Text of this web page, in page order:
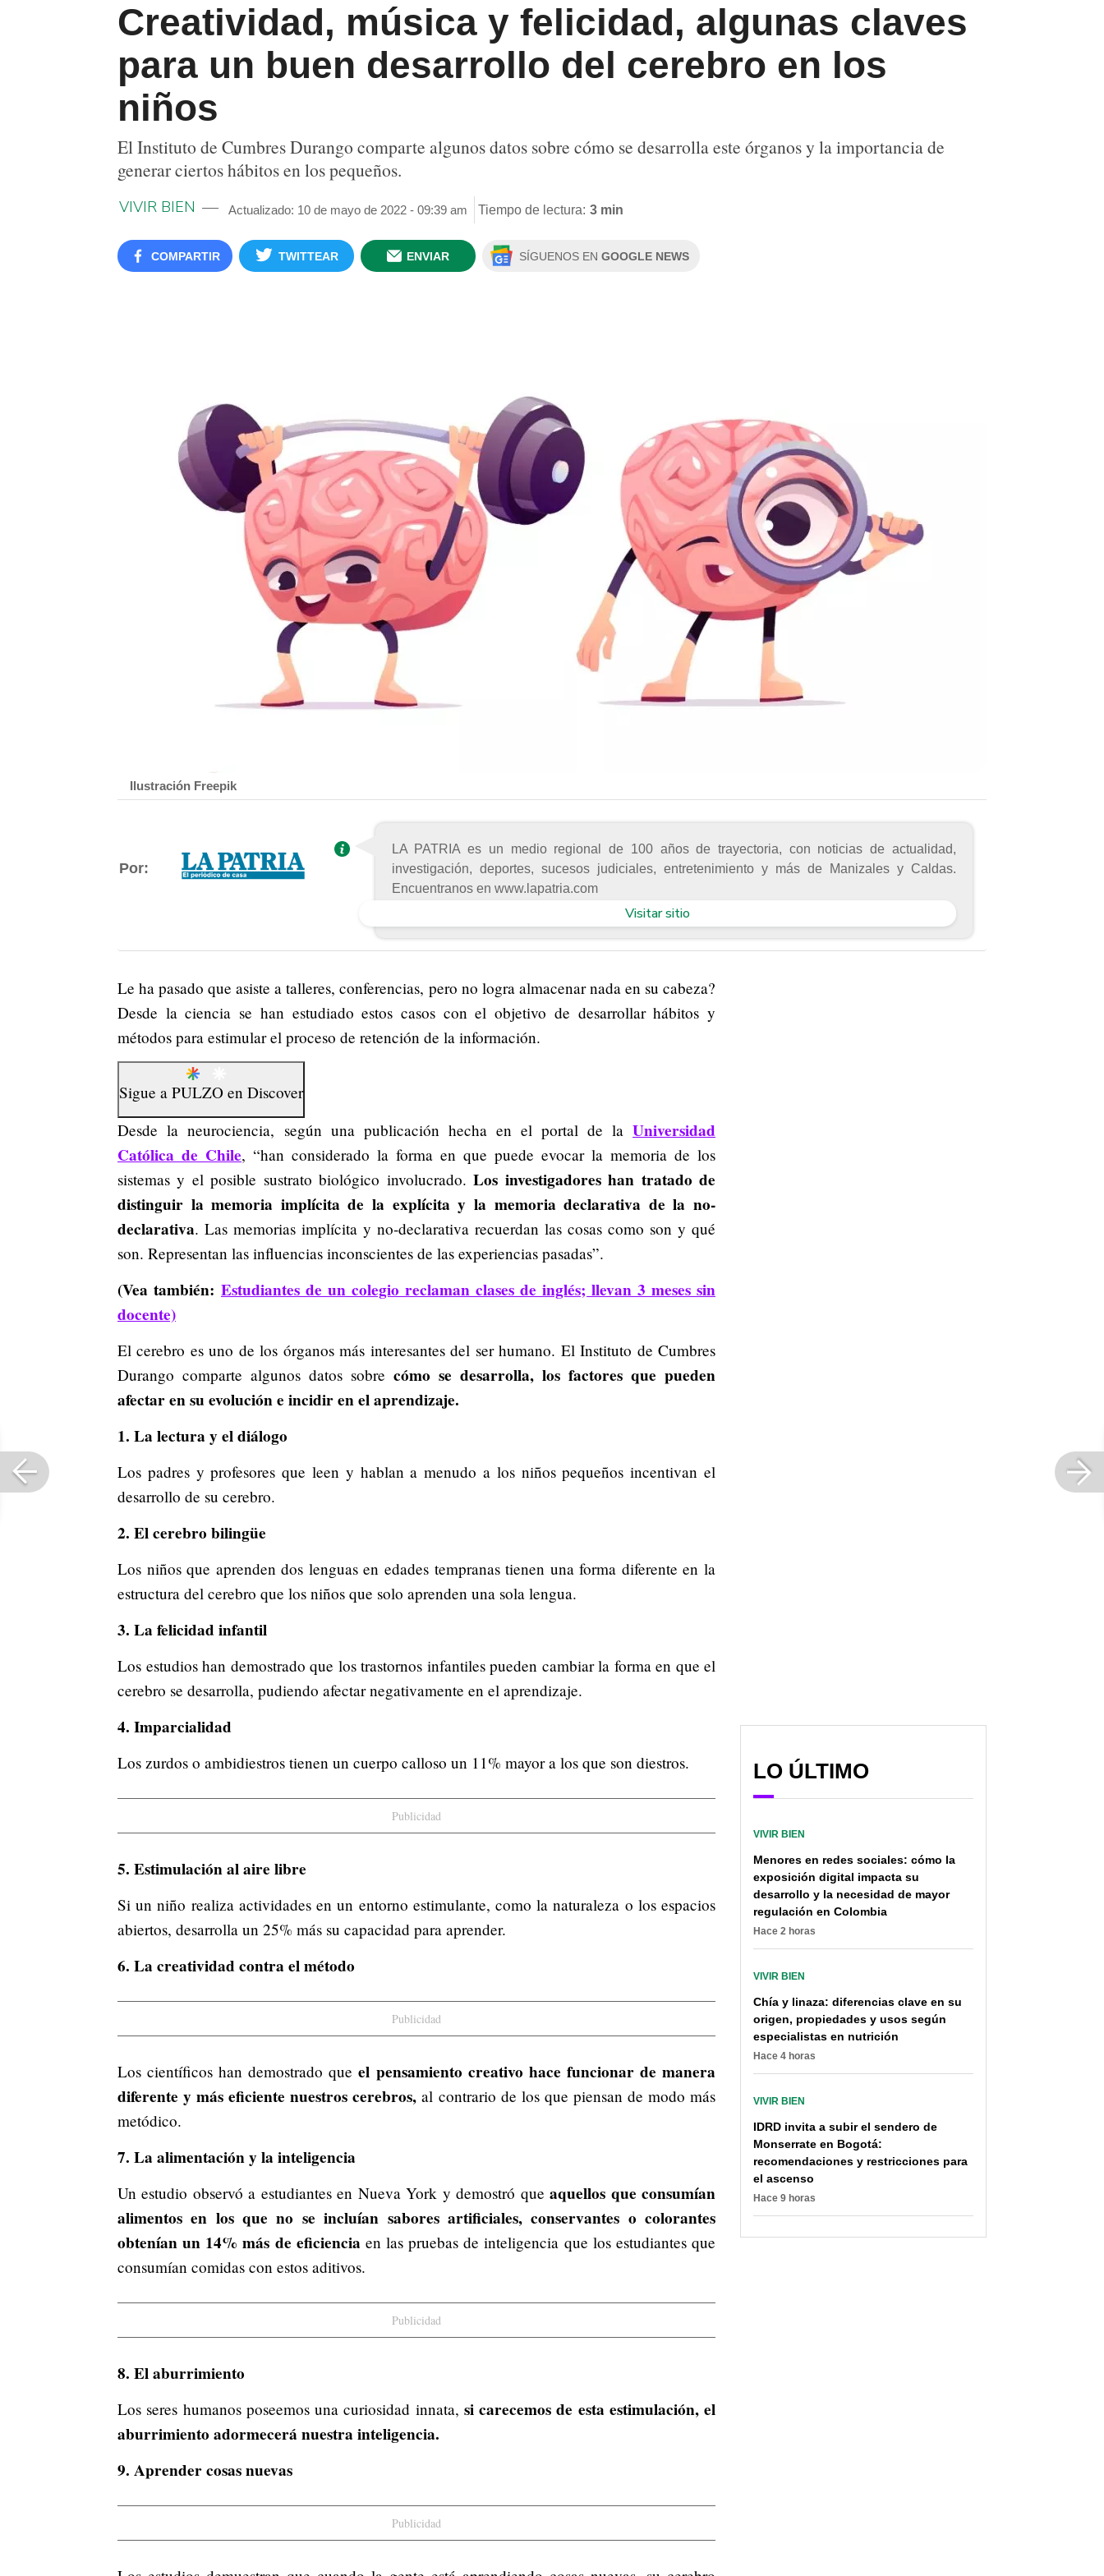
Creatividad, música y felicidad, algunas claves
para un buen desarrollo del cerebro en los
niños
El Instituto de Cumbres Durango comparte algunos datos sobre cómo se desarrolla este órganos y la importancia de
generar ciertos hábitos en los pequeños.
VIVIR BIEN Actualizado: 10 de mayo de 2022 - 09:39 am Tiempo de lectura: 3 min
COMPARTIR TWITTEAR ENVIAR SÍGUENOS EN GOOGLE NEWS
Ilustración Freepik
Por:
LA PATRIA es un medio regional de 100 años de trayectoria, con noticias de actualidad,
investigación, deportes, sucesos judiciales, entretenimiento y más de Manizales y Caldas.
Encuentranos en www.lapatria.com
Visitar sitio
Le ha pasado que asiste a talleres, conferencias, pero no logra almacenar nada en su cabeza?
Desde la ciencia se han estudiado estos casos con el objetivo de desarrollar hábitos y
métodos para estimular el proceso de retención de la información.
Sigue a PULZO en Discover
Desde la neurociencia, según una publicación hecha en el portal de la Universidad
Católica de Chile, “han considerado la forma en que puede evocar la memoria de los
sistemas y el posible sustrato biológico involucrado. Los investigadores han tratado de
distinguir la memoria implícita de la explícita y la memoria declarativa de la no-
declarativa. Las memorias implícita y no-declarativa recuerdan las cosas como son y qué
son. Representan las influencias inconscientes de las experiencias pasadas”.
(Vea también: Estudiantes de un colegio reclaman clases de inglés; llevan 3 meses sin
docente)
El cerebro es uno de los órganos más interesantes del ser humano. El Instituto de Cumbres
Durango comparte algunos datos sobre cómo se desarrolla, los factores que pueden
afectar en su evolución e incidir en el aprendizaje.
1. La lectura y el diálogo
Los padres y profesores que leen y hablan a menudo a los niños pequeños incentivan el
desarrollo de su cerebro.
2. El cerebro bilingüe
Los niños que aprenden dos lenguas en edades tempranas tienen una forma diferente en la
estructura del cerebro que los niños que solo aprenden una sola lengua.
3. La felicidad infantil
Los estudios han demostrado que los trastornos infantiles pueden cambiar la forma en que el
cerebro se desarrolla, pudiendo afectar negativamente en el aprendizaje.
4. Imparcialidad
Los zurdos o ambidiestros tienen un cuerpo calloso un 11% mayor a los que son diestros.
Publicidad
5. Estimulación al aire libre
Si un niño realiza actividades en un entorno estimulante, como la naturaleza o los espacios
abiertos, desarrolla un 25% más su capacidad para aprender.
6. La creatividad contra el método
Publicidad
Los científicos han demostrado queel pensamiento creativo hace funcionar de manera
diferente y más eficiente nuestros cerebros, al contrario de los que piensan de modo más
metódico.
7. La alimentación y la inteligencia
Un estudio observó a estudiantes en Nueva York y demostró queaquellos que consumían
alimentos en los que no se incluían sabores artificiales, conservantes o colorantes
obtenían un 14% más de eficienciaen las pruebas de inteligencia que los estudiantes que
consumían comidas con estos aditivos.
Publicidad
8. El aburrimiento
Los seres humanos poseemos una curiosidad innata, si carecemos de esta estimulación, el
aburrimiento adormecerá nuestra inteligencia.
9. Aprender cosas nuevas
Publicidad
LO ÚLTIMO
VIVIR BIEN
Menores en redes sociales: cómo la
exposición digital impacta su
desarrollo y la necesidad de mayor
regulación en Colombia
Hace 2 horas
VIVIR BIEN
Chía y linaza: diferencias clave en su
origen, propiedades y usos según
especialistas en nutrición
Hace 4 horas
VIVIR BIEN
IDRD invita a subir el sendero de
Monserrate en Bogotá:
recomendaciones y restricciones para
el ascenso
Hace 9 horas